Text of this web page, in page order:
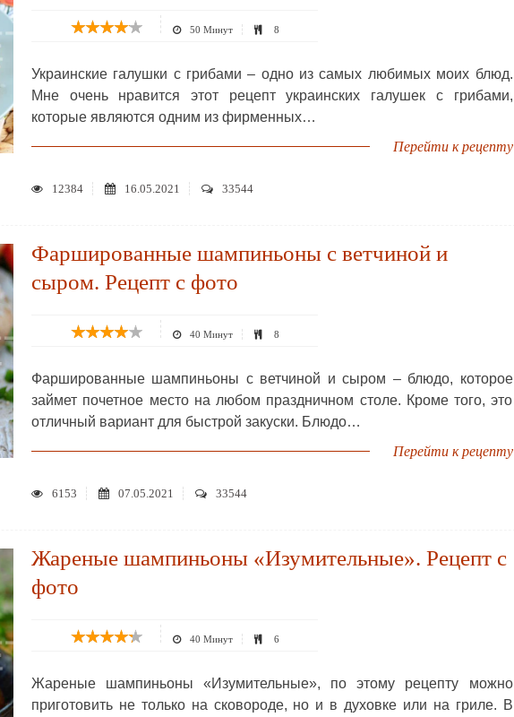
50 Минут 8
Украинские галушки с грибами – одно из самых любимых моих блюд.
Мне очень нравится этот рецепт украинских галушек с грибами,
которые являются одним из фирменных…
Перейти к рецепту
12384 16.05.2021 33544
Фаршированные шампиньоны с ветчиной и
сыром. Рецепт с фото
40 Минут 8
Фаршированные шампиньоны с ветчиной и сыром – блюдо, которое
займет почетное место на любом праздничном столе. Кроме того, это
отличный вариант для быстрой закуски. Блюдо…
Перейти к рецепту
6153 07.05.2021 33544
Жареные шампиньоны «Изумительные». Рецепт с
фото
40 Минут 6
Жареные шампиньоны «Изумительные», по этому рецепту можно
приготовить не только на сковороде, но и в духовке или на гриле. В